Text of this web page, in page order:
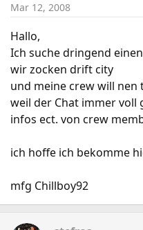
t
a
r
t
e
r
t
Mar 12, 2008
Hallo,
Ich suche dringend
wir zocken drift city
und meine crew will nen
weil der Chat immer voll
infos ect. von crew
ich hoffe ich bekomme
mfg Chillboy92